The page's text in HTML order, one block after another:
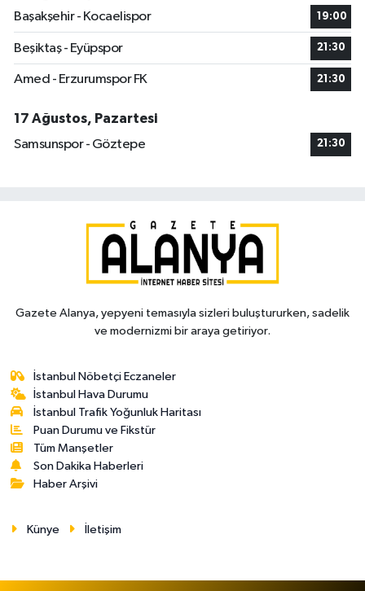
Başakşehir - Kocaelispor
19:00
Beşiktaş - Eyüpspor 21:30
Amed - Erzurumspor FK 21:30
17 Ağustos, Pazartesi
Samsunspor - Göztepe
21:30
Gazete Alanya, yepyeni temasıyla sizleri buluştururken, sadelik
ve modernizmi bir araya getiriyor.
İstanbul Nöbetçi Eczaneler
İstanbul Hava Durumu
İstanbul Trafik Yoğunluk Haritası
Puan Durumu ve Fikstür
Tüm Manşetler
Son Dakika Haberleri
Haber Arşivi
Künye İletişim